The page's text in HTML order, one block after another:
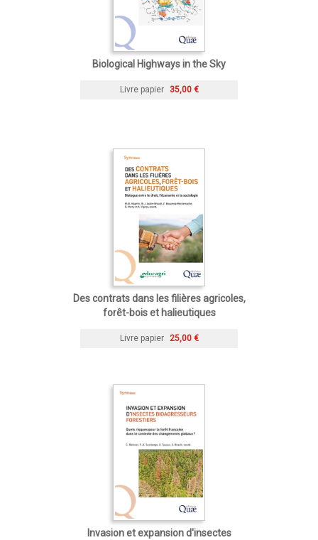
Biological Highways in the Sky
Livre papier 35,00 €
Des contrats dans les filières agricoles,
forêt-bois et halieutiques
Livre papier 25,00 €
Invasion et expansion d'insectes